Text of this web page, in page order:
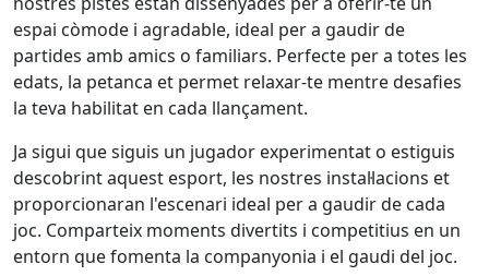
espai còmode i agradable, ideal per a gaudir de
partides amb amics o familiars. Perfecte per a totes les
edats, la petanca et permet relaxar-te mentre desafies
la teva habilitat en cada llançament.
Ja sigui que siguis un jugador experimentat o estiguis
descobrint aquest esport, les nostres instal·lacions et
proporcionaran l'escenari ideal per a gaudir de cada
joc. Comparteix moments divertits i competitius en un
entorn que fomenta la companyonia i el gaudi del joc.